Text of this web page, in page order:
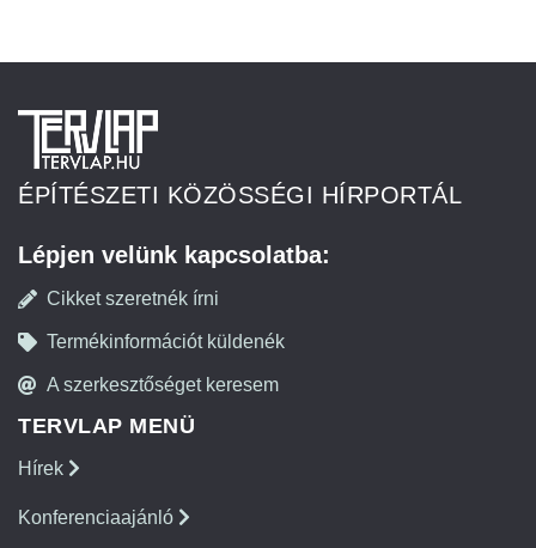
ÉPÍTÉSZETI KÖZÖSSÉGI HÍRPORTÁL
Lépjen velünk kapcsolatba:
Cikket szeretnék írni
Termékinformációt küldenék
A szerkesztőséget keresem
TERVLAP MENÜ
Hírek
Konferenciaajánló